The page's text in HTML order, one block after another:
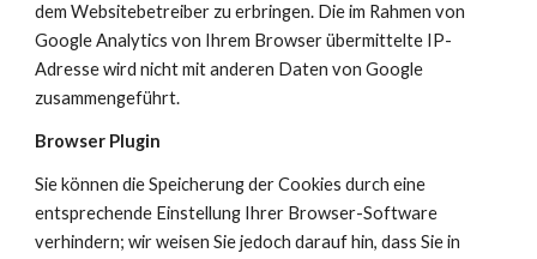
dem Websitebetreiber zu erbringen. Die im Rahmen von
Google Analytics von Ihrem Browser übermittelte IP-
Adresse wird nicht mit anderen Daten von Google
zusammengeführt.
Browser Plugin
Sie können die Speicherung der Cookies durch eine
entsprechende Einstellung Ihrer Browser-Software
verhindern; wir weisen Sie jedoch darauf hin, dass Sie in